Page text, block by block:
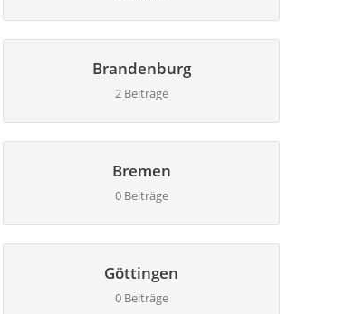
Brandenburg
2 Beiträge
Bremen
0 Beiträge
Göttingen
0 Beiträge